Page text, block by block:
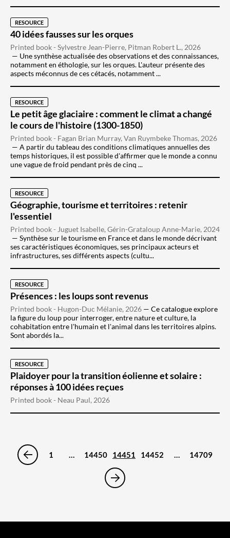
RESOURCE
40 idées fausses sur les orques
Printed book - Sylvestre Jean-Pierre, Pitman Robert L., 2026
Une synthèse actualisée des observations et des connaissances,
notamment en éthologie, sur les orques. L'auteur présente des
aspects méconnus de ces cétacés, notamment ...
RESOURCE
Le petit âge glaciaire : comment le climat a changé
le cours de l'histoire (1300-1850)
Printed book - Fagan Brian Murray, Van Ruymbeke Thomas, 2026
A partir du tableau des conditions climatiques annuelles des
temps historiques, il est possible d'affirmer que le monde a connu
une vague de froid pendant près de cinq ...
RESOURCE
Géographie, tourisme et territoires : retenir
l'essentiel
Printed book - Juguet Isabelle, Gérin-Grataloup Anne-Marie, 2024
Synthèse sur le tourisme en France et dans le monde décrivant
ses caractéristiques économiques, ses principaux acteurs et
infrastructures, ses différents aspects (cultu...
RESOURCE
Présences : les loups sont revenus
Printed book - Hugon-Duc Mélanie, 2026
Ce catalogue explore
la figure du loup pour interroger, entre nature et culture, la
cohabitation entre l'humain et l'animal dans les territoires alpins.
Sont abordés la...
RESOURCE
Plaidoyer pour la transition éolienne et solaire :
réponses à 100 idées reçues
Printed book - Neau Paul, 2026
1 … 14450 14451 14452 … 14709